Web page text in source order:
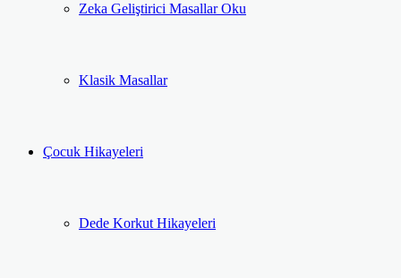
Zeka Geliştirici Masallar Oku
Klasik Masallar
Çocuk Hikayeleri
Dede Korkut Hikayeleri